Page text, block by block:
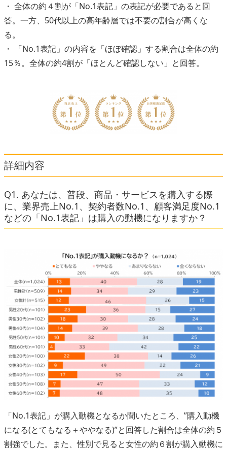
・ 全体の約４割が「No.1表記」の表記が必要であると回
答。一方、50代以上の高年齢層では不要の割合が高くな
る。
・ 「No.1表記」の内容を「ほぼ確認」する割合は全体の約
15％。全体の約4割が「ほとんど確認しない」と回答。
詳細内容
Q1. あなたは、普段、商品・サービスを購入する際
に、業界売上No.1、契約者数No.1、顧客満足度No.1
などの「No.1表記」は購入の動機になりますか？
「No.1表記」が購入動機となるか聞いたところ、”購入動機
になる(とてもなる＋ややなる)”と回答した割合は全体の約５
割強でした。また、性別で見ると女性の約６割が購入動機に